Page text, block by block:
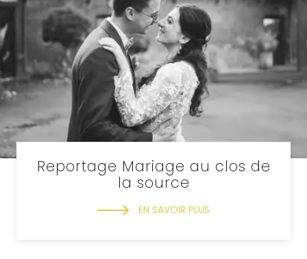
Reportage Mariage au clos de
la source
EN SAVOIR PLUS